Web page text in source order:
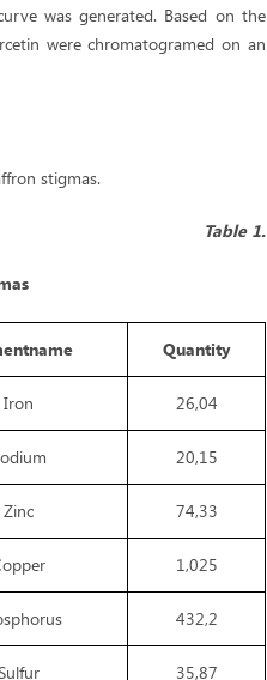
was generated. Based on the
were chromatogramed on an
stigmas.
Table 1.
Quantity
Iron 26,04
20,15
Zinc 74,33
1,025
432,2
35,87